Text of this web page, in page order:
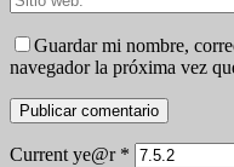
Guardar mi nombre,
navegador la próxima vez
Current ye@r *